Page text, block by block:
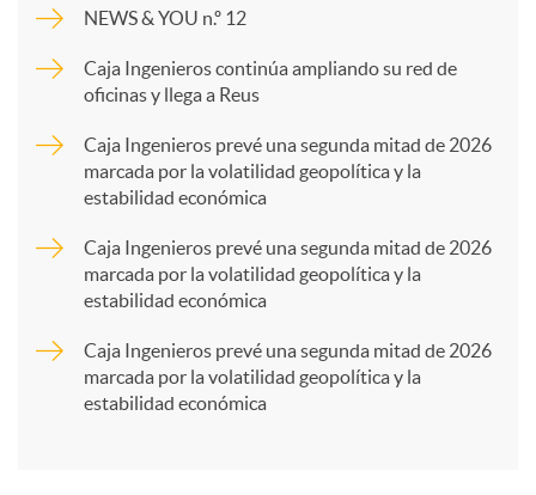
p
a
NEWS & YOU n.º 12
Caja Ingenieros continúa ampliando su red de
oficinas y llega a Reus
Caja Ingenieros prevé una segunda mitad de 2026
marcada por la volatilidad geopolítica y la
estabilidad económica
Caja Ingenieros prevé una segunda mitad de 2026
marcada por la volatilidad geopolítica y la
estabilidad económica
Caja Ingenieros prevé una segunda mitad de 2026
marcada por la volatilidad geopolítica y la
estabilidad económica